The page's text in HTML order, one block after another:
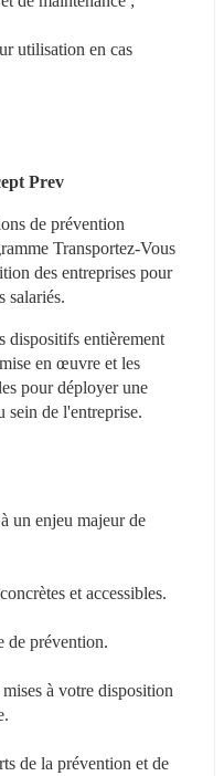
utilisation en cas
Prev
de prévention
Transportez-Vous
des entreprises pour
salariés.
dispositifs entièrement
en œuvre et les
pour déployer une
sein de l'entreprise.
un enjeu majeur de
et accessibles.
de prévention.
à votre disposition
de la prévention et de